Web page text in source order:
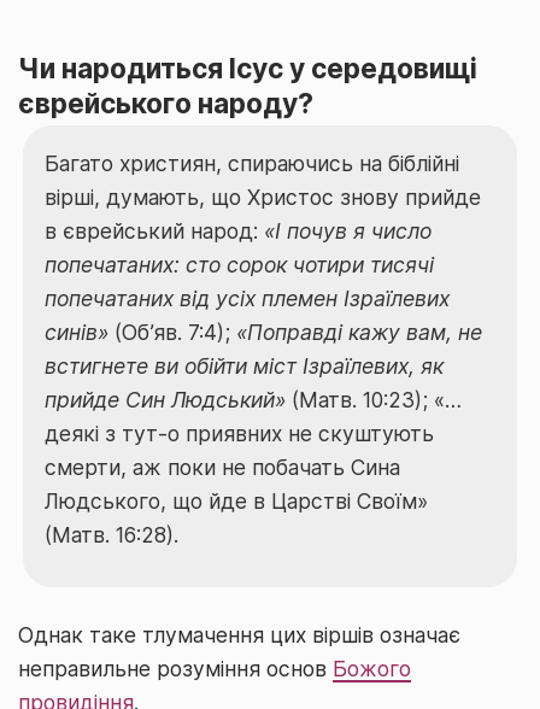
Чи народиться Ісус у середовищі
єврейського народу?
Багато християн, спираючись на біблійні
вірші, думають, що Христос знову прийде
в єврейський народ: «І почув я число
попечатаних: сто сорок чотири тисячі
попечатаних від усіх племен Ізраїлевих
синів» (Об’яв. 7:4); «Поправді кажу вам, не
встигнете ви обійти міст Ізраїлевих, як
прийде Син Людський» (Матв. 10:23); «…
деякі з тут-о приявних не скуштують
смерти, аж поки не побачать Сина
Людського, що йде в Царстві Своїм»
(Матв. 16:28).
Однак таке тлумачення цих віршів означає
неправильне розуміння основ Божого
провидіння.